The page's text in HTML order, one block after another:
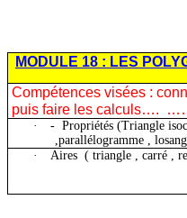
MODULE 18 : LES
Compétences visées :
puis faire les calculs….
· - Propriétés (Triangle
,parallélogramme ,
·
Aires ( triangle , carré ,